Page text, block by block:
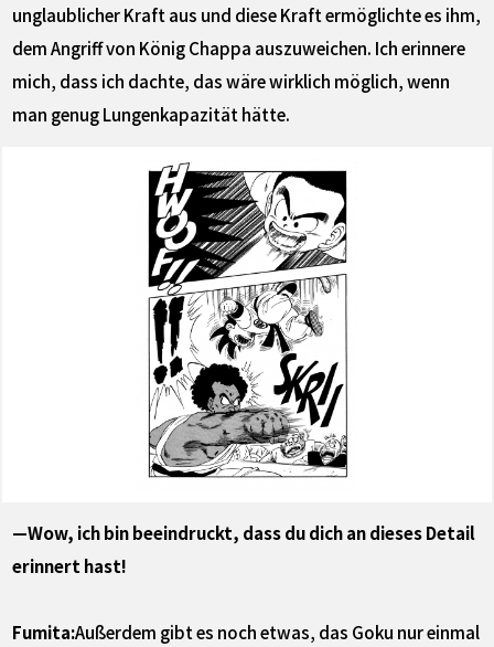
unglaublicher Kraft aus und diese Kraft ermöglichte es ihm,
dem Angriff von König Chappa auszuweichen. Ich erinnere
mich, dass ich dachte, das wäre wirklich möglich, wenn
man genug Lungenkapazität hätte.
—Wow, ich bin beeindruckt, dass du dich an dieses Detail
erinnert hast!
Fumita:Außerdem gibt es noch etwas, das Goku nur einmal